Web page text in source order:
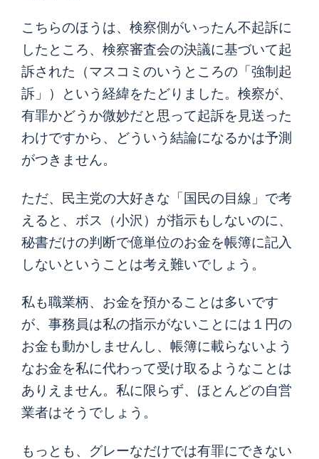
こちらのほうは、検察側がいったん不起訴に
したところ、検察審査会の決議に基づいて起
訴された（マスコミのいうところの「強制起
訴」）という経緯をたどりました。検察が、
有罪かどうか微妙だと思って起訴を見送った
わけですから、どういう結論になるかは予測
がつきません。
ただ、民主党の大好きな「国民の目線」で考
えると、ボス（小沢）が指示もしないのに、
秘書だけの判断で億単位のお金を帳簿に記入
しないということは考え難いでしょう。
私も職業柄、お金を預かることは多いです
が、事務員は私の指示がないことには１円の
お金も動かしませんし、帳簿に載らないよう
なお金を私に代わって受け取るようなことは
ありえません。私に限らず、ほとんどの自営
業者はそうでしょう。
もっとも、グレーなだけでは有罪にできない